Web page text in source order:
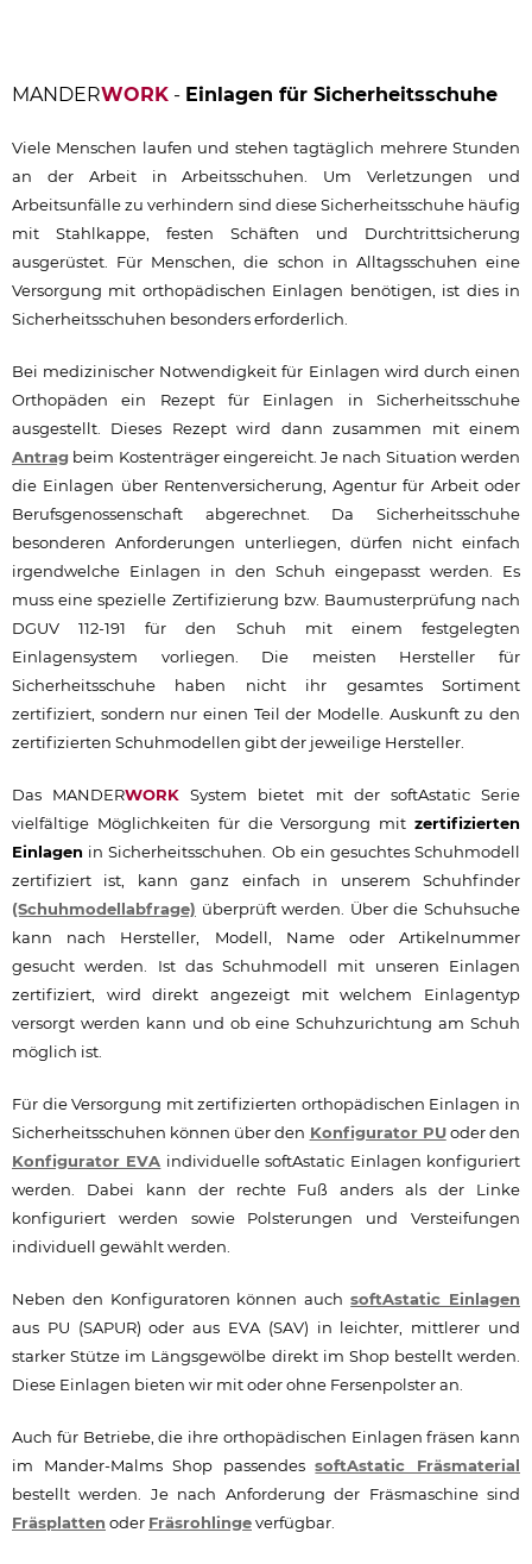
MANDERWORK - Einlagen für Sicherheitsschuhe
Viele Menschen laufen und stehen tagtäglich mehrere Stunden
an der Arbeit in Arbeitsschuhen. Um Verletzungen und
Arbeitsunfälle zu verhindern sind diese Sicherheitsschuhe häufig
mit Stahlkappe, festen Schäften und Durchtrittsicherung
ausgerüstet. Für Menschen, die schon in Alltagsschuhen eine
Versorgung mit orthopädischen Einlagen benötigen, ist dies in
Sicherheitsschuhen besonders erforderlich.
Bei medizinischer Notwendigkeit für Einlagen wird durch einen
Orthopäden ein Rezept für Einlagen in Sicherheitsschuhe
ausgestellt. Dieses Rezept wird dann zusammen mit einem
Antrag beim Kostenträger eingereicht. Je nach Situation werden
die Einlagen über Rentenversicherung, Agentur für Arbeit oder
Berufsgenossenschaft abgerechnet. Da Sicherheitsschuhe
besonderen Anforderungen unterliegen, dürfen nicht einfach
irgendwelche Einlagen in den Schuh eingepasst werden. Es
muss eine spezielle Zertifizierung bzw. Baumusterprüfung nach
DGUV 112-191 für den Schuh mit einem festgelegten
Einlagensystem vorliegen. Die meisten Hersteller für
Sicherheitsschuhe haben nicht ihr gesamtes Sortiment
zertifiziert, sondern nur einen Teil der Modelle. Auskunft zu den
zertifizierten Schuhmodellen gibt der jeweilige Hersteller.
Das MANDERWORK System bietet mit der softAstatic Serie
vielfältige Möglichkeiten für die Versorgung mit zertifizierten
Einlagen in Sicherheitsschuhen. Ob ein gesuchtes Schuhmodell
zertifiziert ist, kann ganz einfach in unserem Schuhfinder
(Schuhmodellabfrage) überprüft werden. Über die Schuhsuche
kann nach Hersteller, Modell, Name oder Artikelnummer
gesucht werden. Ist das Schuhmodell mit unseren Einlagen
zertifiziert, wird direkt angezeigt mit welchem Einlagentyp
versorgt werden kann und ob eine Schuhzurichtung am Schuh
möglich ist.
Für die Versorgung mit zertifizierten orthopädischen Einlagen in
Sicherheitsschuhen können über den Konfigurator PUoder den
Konfigurator EVA individuelle softAstatic Einlagen konfiguriert
werden. Dabei kann der rechte Fuß anders als der Linke
konfiguriert werden sowie Polsterungen und Versteifungen
individuell gewählt werden.
Neben den Konfiguratoren können auchsoftAstatic Einlagen
aus PU (SAPUR) oder aus EVA (SAV) in leichter, mittlerer und
starker Stütze im Längsgewölbe direkt im Shop bestellt werden.
Diese Einlagen bieten wir mit oder ohne Fersenpolster an.
Auch für Betriebe, die ihre orthopädischen Einlagen fräsen kann
im Mander-Malms Shop passendessoftAstatic Fräsmaterial
bestellt werden. Je nach Anforderung der Fräsmaschine sind
Fräsplatten oder Fräsrohlingeverfügbar.